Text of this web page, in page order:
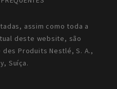
assim como toda a
deste website, são
Produits Nestlé, S. A.,
Suíça.